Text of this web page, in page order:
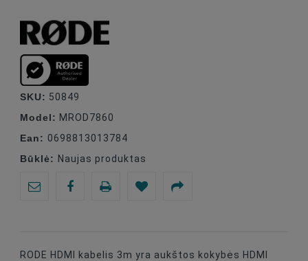
SKU: 50849
Model: MROD7860
Ean: 0698813013784
Būklė: Naujas produktas
RODE HDMI kabelis 3m yra aukštos kokybės HDMI